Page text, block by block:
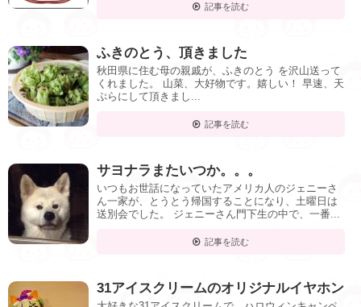
記事を読む
ふきのとう、頂きました
秋田県に住む母の親戚が、ふきのとう を沢山送って
くれました。 山菜、大好物です。嬉しい！ 早速、天
ぷらにして頂きまし...
記事を読む
サヨナラまたいつか。。。
いつもお世話になっていたアメリカ人のジェニーさ
ん一家が、とうとう帰国することになり、土曜日は
送別会でした。 ジェニーさん門下生の中で、一番...
記事を読む
31アイスクリームのオリジナルイヤホン